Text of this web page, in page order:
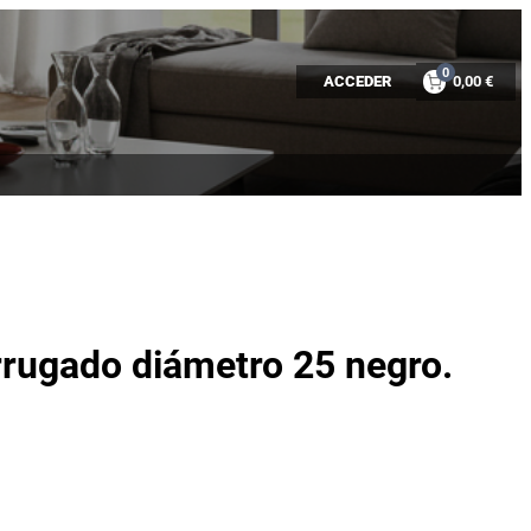
ACCEDER 0 0,00 €
diámetro 25 negro.